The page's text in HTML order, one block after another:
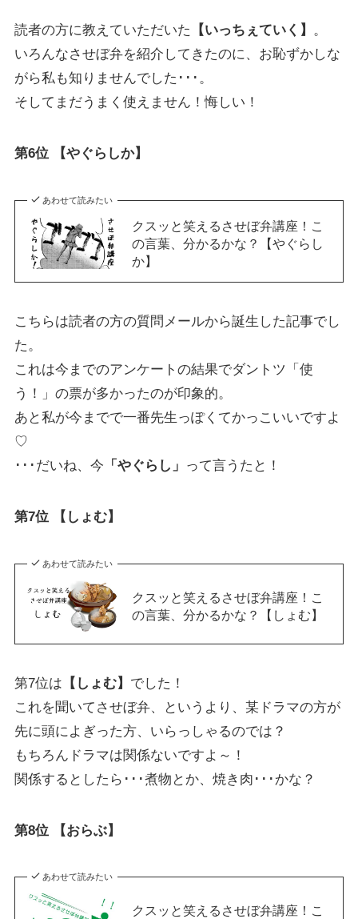
読者の方に教えていただいた 【いっちぇていく】 。
いろんなさせぼ弁を紹介してきたのに、お恥ずかしな
がら私も知りませんでした･･･。
そしてまだうまく使えません！悔しい！
第6位 【やぐらしか】
あわせて読みたい
クスッと笑えるさせぼ弁講座！こ
の言葉、分かるかな？【やぐらし
か】
こちらは読者の方の質問メールから誕生した記事でし
た。
これは今までのアンケートの結果でダントツ「使
う！」の票が多かったのが印象的。
あと私が今までで一番先生っぽくてかっこいいですよ
♡
･･･だいね、今 「やぐらし」 って言うたと！
第7位 【しょむ】
あわせて読みたい
クスッと笑えるさせぼ弁講座！こ
の言葉、分かるかな？【しょむ】
第7位は 【しょむ】 でした！
これを聞いてさせぼ弁、というより、某ドラマの方が
先に頭によぎった方、いらっしゃるのでは？
もちろんドラマは関係ないですよ～！
関係するとしたら･･･煮物とか、焼き肉･･･かな？
第8位 【おらぶ】
あわせて読みたい
クスッと笑えるさせぼ弁講座！こ